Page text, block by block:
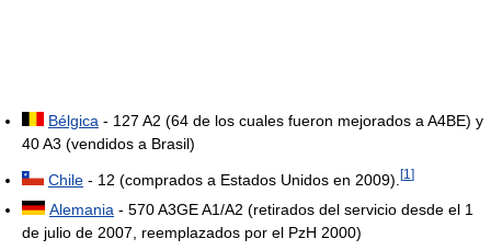
Bélgica - 127 A2 (64 de los cuales fueron mejorados a A4BE) y
40 A3 (vendidos a Brasil)
Chile - 12 (comprados a Estados Unidos en 2009). [1 ]
Alemania - 570 A3GE A1/A2 (retirados del servicio desde el 1
de julio de 2007, reemplazados por el PzH 2000)